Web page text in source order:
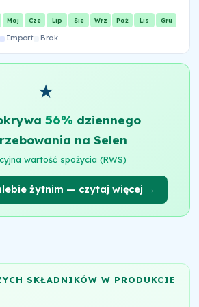
Maj Cze Lip Sie Wrz Paź Lis Gru
Import Brak
★
56% dziennego
na Selen
wartość spożycia (RWS)
żytnim — czytaj więcej →
SKŁADNIKÓW W PRODUKCIE